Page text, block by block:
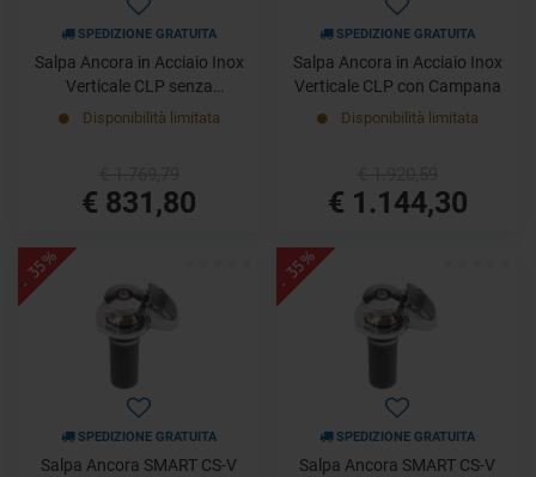
SPEDIZIONE GRATUITA
Salpa Ancora in Acciaio Inox
Verticale CLP senza
Campana
Disponibilità limitata
€ 831,80
SPEDIZIONE GRATUITA
Salpa Ancora in Acciaio Inox
Verticale CLP con Campana
Disponibilità limitata
€ 1.144,30
- 35%
SPEDIZIONE GRATUITA
Salpa Ancora SMART CS-V
- 35%
SPEDIZIONE GRATUITA
Salpa Ancora SMART CS-V